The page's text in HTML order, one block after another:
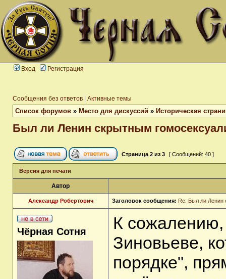
Вход Регистрация
Сообщения без ответов Активные темы
Список форумов » Место для дискуссий » Историческая
Был ли Ленин скрытным
Страница 2 из 3 [ Сообщений: 40 ]
Версия для печати
Автор
Александр Робертович Заголовок сообщения: Re: Был ли Ленин
Чёрная Сотня
К
Зиновьеве,
порядке",